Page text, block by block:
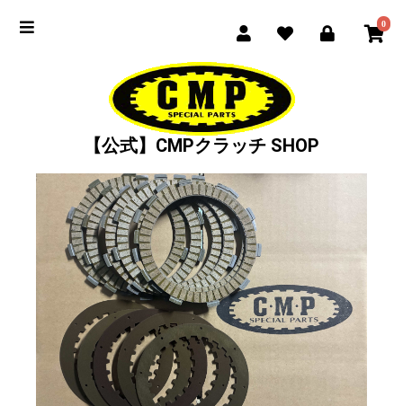
0
【公式】CMPクラッチ SHOP